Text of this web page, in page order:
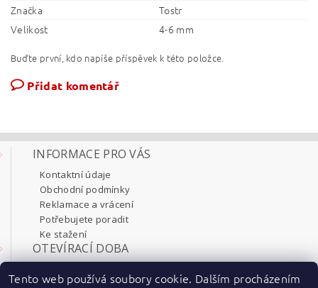
Značka
Tostr
Velikost
4-6 mm
Buďte první, kdo napíše příspěvek k této položce.
Přidat komentář
INFORMACE PRO VÁS
Kontaktní údaje
Obchodní podmínky
Reklamace a vrácení
Potřebujete poradit
Ke stažení
OTEVÍRACÍ DOBA
Úterý 8:00 - 17:30
Tento web používá soubory cookie. Dalším procházením